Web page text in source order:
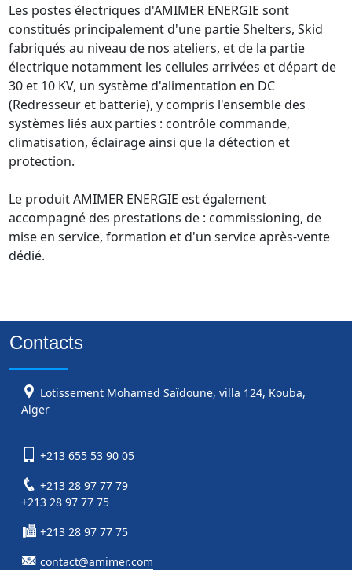
Les postes électriques d'AMIMER ENERGIE sont
constitués principalement d'une partie Shelters, Skid
fabriqués au niveau de nos ateliers, et de la partie
électrique notamment les cellules arrivées et départ de
30 et 10 KV, un système d'alimentation en DC
(Redresseur et batterie), y compris l'ensemble des
systèmes liés aux parties : contrôle commande,
climatisation, éclairage ainsi que la détection et
protection.
Le produit AMIMER ENERGIE est également
accompagné des prestations de : commissioning, de
mise en service, formation et d'un service après-vente
Contacts
Lotissement Mohamed Saïdoune, villa 124, Kouba,
Alger
+213 655 53 90 05
+213 28 97 77 79
+213 28 97 77 75
+213 28 97 77 75
contact@amimer.com